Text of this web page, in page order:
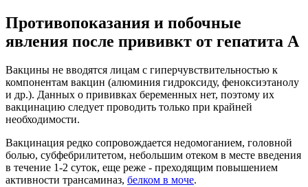
Противопоказания и побочные
явления после прививкт от гепатита А
Вакцины не вводятся лицам с гиперчувствительностью к
компонентам вакцин (алюминия гидроксиду, феноксиэтанолу
и др.). Данных о прививках беременных нет, поэтому их
вакцинацию следует проводить только при крайней
необходимости.
Вакцинация редко сопровождается недомоганием, головной
болью, субфебрилитетом, небольшим отеком в месте введения
в течение 1-2 суток, еще реже - преходящим повышением
активности трансаминаз, белком в моче.